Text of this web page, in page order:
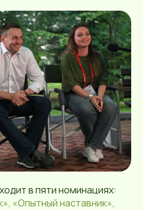
в пяти номинациях:
«Опытный наставник»,